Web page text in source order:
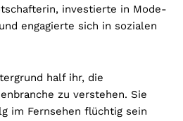
investierte in Mode-
engagierte sich in sozialen
half ihr, die
zu verstehen. Sie
im Fernsehen flüchtig sein